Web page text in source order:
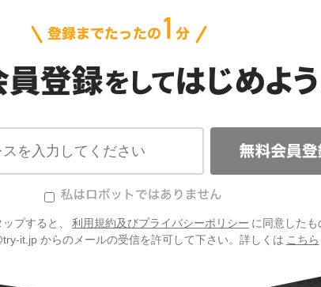
プすると、 利用規約及びプライバシーポリシー に同意したも
it.jp からのメールの受信を許可して下さい。詳しくは こちら
して８」。
数」にする！
会員登
ご利
信を